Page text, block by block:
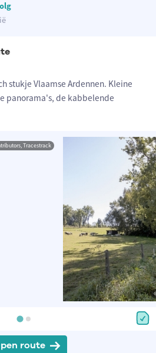
stukje Vlaamse Ardennen. Kleine
panorama's, de kabbelende
Tracestrack
route